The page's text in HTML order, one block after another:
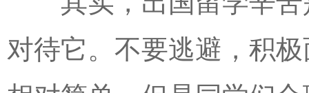
对待它。不要逃避，积